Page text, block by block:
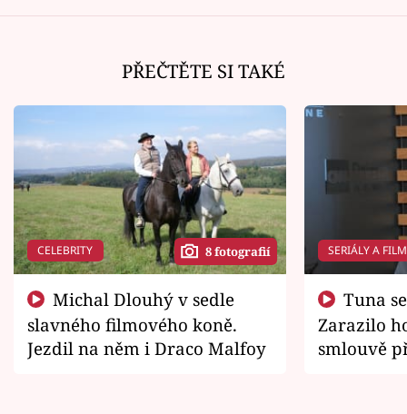
PŘEČTĚTE SI TAKÉ
CELEBRITY 8 fotografií
slavného filmového koně.
Jezdil na něm i Draco Malfoy
SERIÁLY A
Zarazilo
smlouvě